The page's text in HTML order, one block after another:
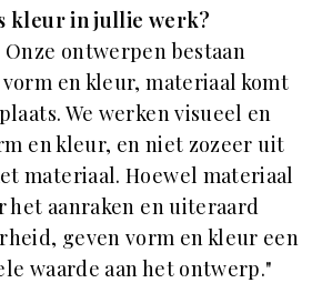
kleur in jullie werk?
ontwerpen bestaan
en kleur, materiaal komt
We werken visueel en
en kleur, en niet zozeer uit
materiaal. Hoewel materiaal
het aanraken en uiteraard
geven vorm en kleur een
waarde aan het ontwerp."